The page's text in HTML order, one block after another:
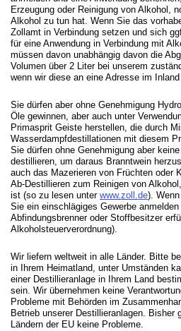
Erzeugung oder Reinigung von Alkohol,
Alkohol zu tun hat. Wenn Sie das
Zollamt in Verbindung setzen und sich
für eine Anwendung in Verbindung mit
müssen davon unabhängig davon die
Volumen über 2 Liter bei unserem
wenn wir diese an eine Adresse im
Sie dürfen aber ohne Genehmigung
Öle gewinnen, aber auch unter
Primasprit Geiste herstellen, die durch
Wasserdampfdestillationen mit diesem
Sie dürfen ohne Genehmigung aber
destillieren, um daraus Branntwein
auch das Mazerieren von Früchten oder
Ab-Destillieren zum Reinigen von
ist (so zu lesen unterwww.zoll.de).
Sie ein einschlägiges Gewerbe
Abfindungsbrenner oder Stoffbesitzer
Alkoholsteuerverordnung).
Wir liefern weltweit in alle Länder. Bitte
in Ihrem Heimatland, unter Umständen
einer Destillieranlage in Ihrem Land
sein. Wir übernehmen keine
Probleme mit Behörden im
Betrieb unserer Destillieranlagen. Bisher
Ländern der EU keine Probleme.